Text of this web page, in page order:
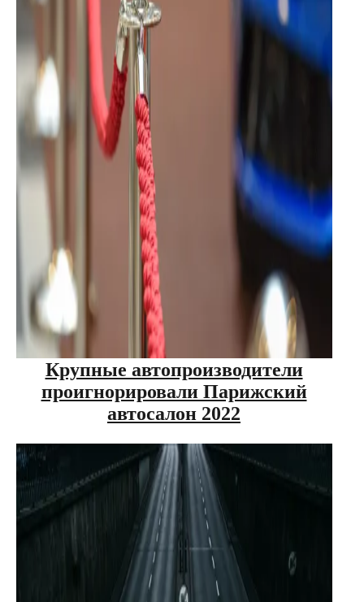
Крупные автопроизводители
проигнорировали Парижский
автосалон 2022